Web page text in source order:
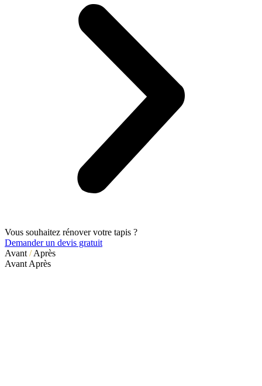
Vous souhaitez rénover votre tapis ?
Demander un devis gratuit
Avant /Après
Avant Après